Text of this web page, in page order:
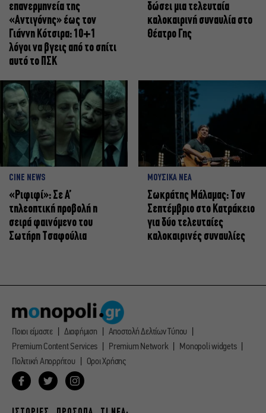
επανερμηνεία της
«Αντιγόνης» έως τον
Γιάννη Κότσιρα: 10+1
λόγοι να βγεις από το σπίτι
αυτό το ΠΣΚ
δώσει μια τελευταία
καλοκαιρινή συναυλία στο
Θέατρο Γης
CINE NEWS
«Ριφιφί»: Σε Α’
τηλεοπτική προβολή η
σειρά φαινόμενο του
Σωτήρη Τσαφούλια
ΜΟΥΣΙΚΑ ΝΕΑ
Σωκράτης Μάλαμας: Τον
Σεπτέμβριο στο Κατράκειο
για δύο τελευταίες
καλοκαιρινές συναυλίες
Ποιοι είμαστε Διαφήμιση
Αποστολή Δελτίων Τύπου
Premium Content Services
Premium Network
Monopoli widgets
Πολιτική Απορρήτου
Οροι Χρήσης